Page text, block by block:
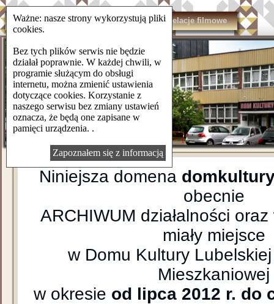
domkulturylsm.pl Kontakt Relacje filmowe
Niniejsza domena
obecnie
ARCHIWUM działalności
miały miejsce
w Domu Kultury Lubelskiej
Mieszkaniowej
w okresie od lipca 2012 r. do
Ważne: nasze strony wykorzystują pliki
cookies.
Bez tych plików serwis nie będzie
działał poprawnie. W każdej chwili, w
programie służącym do obsługi
internetu, można zmienić ustawienia
dotyczące cookies. Korzystanie z
naszego serwisu bez zmiany ustawień
oznacza, że będą one zapisane w
pamięci urządzenia. .
Zapoznałem się z informacją